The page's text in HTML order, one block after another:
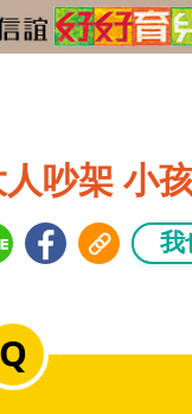
吵架 小
我